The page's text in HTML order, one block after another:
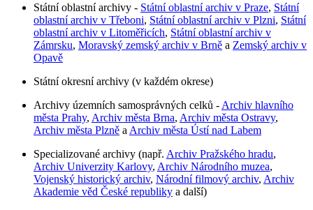
Státní oblastní archivy - Státní oblastní archiv v Praze, Státní
oblastní archiv v Třeboni, Státní oblastní archiv v Plzni, Státní
oblastní archiv v Litoměřicích, Státní oblastní archiv v
Zámrsku, Moravský zemský archiv v Brně a Zemský archiv v
Opavě
Státní okresní archivy (v každém okrese)
Archivy územních samosprávných celků - Archiv hlavního
města Prahy, Archiv města Brna, Archiv města Ostravy,
Archiv města Plzně a Archiv města Ústí nad Labem
Specializované archivy (např. Archiv Pražského hradu,
Archiv Univerzity Karlovy, Archiv Národního muzea,
Vojenský historický archiv, Národní filmový archiv, Archiv
Akademie věd České republiky a další)